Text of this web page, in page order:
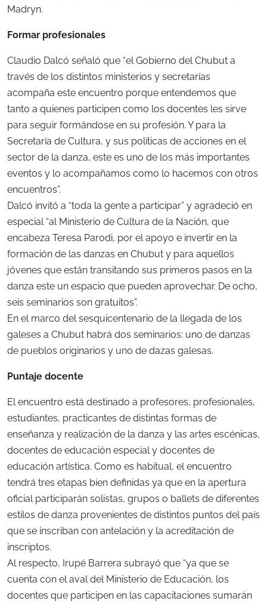
Madryn.
Formar profesionales
Claudio Dalcó señaló que “el Gobierno del Chubut a
través de los distintos ministerios y secretarías
acompaña este encuentro porque entendemos que
tanto a quienes participen como los docentes les sirve
para seguir formándose en su profesión. Y para la
Secretaría de Cultura, y sus políticas de acciones en el
sector de la danza, este es uno de los más importantes
eventos y lo acompañamos como lo hacemos con otros
encuentros”.
Dalcó invitó a “toda la gente a participar” y agradeció en
especial “al Ministerio de Cultura de la Nación, que
encabeza Teresa Parodi, por el apoyo e invertir en la
formación de las danzas en Chubut y para aquellos
jóvenes que están transitando sus primeros pasos en la
danza este un espacio que pueden aprovechar. De ocho,
seis seminarios son gratuitos”.
En el marco del sesquicentenario de la llegada de los
galeses a Chubut habrá dos seminarios: uno de danzas
de pueblos originarios y uno de dazas galesas.
Puntaje docente
El encuentro está destinado a profesores, profesionales,
estudiantes, practicantes de distintas formas de
enseñanza y realización de la danza y las artes escénicas,
docentes de educación especial y docentes de
educación artística. Como es habitual, el encuentro
tendrá tres etapas bien definidas ya que en la apertura
oficial participarán solistas, grupos o ballets de diferentes
estilos de danza provenientes de distintos puntos del país
que se inscriban con antelación y la acreditación de
inscriptos.
Al respecto, Irupé Barrera subrayó que “ya que se
cuenta con el aval del Ministerio de Educación, los
docentes que participen en las capacitaciones sumarán